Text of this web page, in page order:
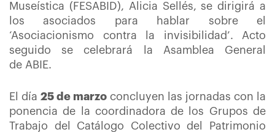
Museística (FESABID), Alicia Sellés, se dirigirá a
los asociados para hablar sobre el
‘Asociacionismo contra la invisibilidad’. Acto
seguido se celebrará la Asamblea General
de ABIE.
El día 25 de marzo concluyen las jornadas con la
ponencia de la coordinadora de los Grupos de
Trabajo del Catálogo Colectivo del Patrimonio